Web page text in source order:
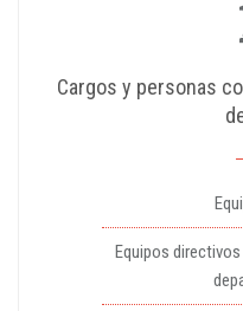
Cargos y personas
Equipos